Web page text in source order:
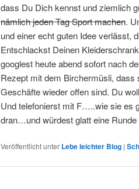
dass Du Dich kennst und ziemlich
nämlich jeden Tag Sport machen.
und einer echt guten Idee verlässt,
Entschlackst Deinen
googlest heute abend sofort nach
Rezept mit dem Birchermüsli,
Geschäfte wieder offen sind. Du
Und telefonierst mit F…..wie sie es
dran…und würdest glatt eine Runde
Veröffentlicht unter Lebe leichter Blog |